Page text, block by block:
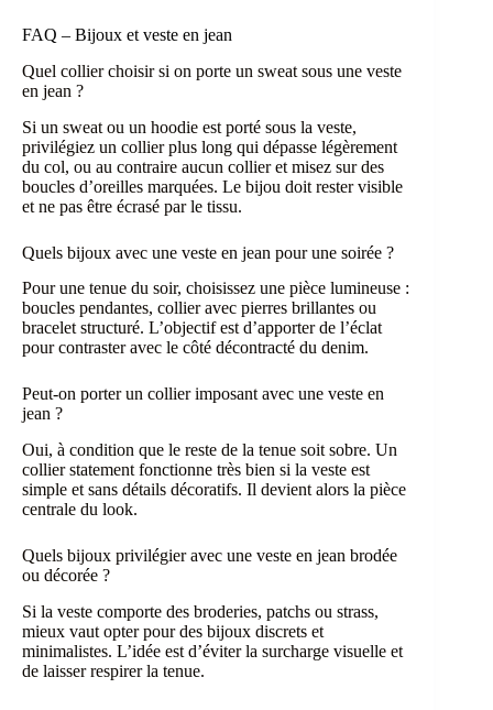
FAQ – Bijoux et veste en jean
Quel collier choisir si on porte un sweat sous une veste
en jean ?
Si un sweat ou un hoodie est porté sous la veste,
privilégiez un collier plus long qui dépasse légèrement
du col, ou au contraire aucun collier et misez sur des
boucles d’oreilles marquées. Le bijou doit rester visible
et ne pas être écrasé par le tissu.
Quels bijoux avec une veste en jean pour une soirée ?
Pour une tenue du soir, choisissez une pièce lumineuse :
boucles pendantes, collier avec pierres brillantes ou
bracelet structuré. L’objectif est d’apporter de l’éclat
pour contraster avec le côté décontracté du denim.
Peut-on porter un collier imposant avec une veste en
jean ?
Oui, à condition que le reste de la tenue soit sobre. Un
collier statement fonctionne très bien si la veste est
simple et sans détails décoratifs. Il devient alors la pièce
centrale du look.
Quels bijoux privilégier avec une veste en jean brodée
ou décorée ?
Si la veste comporte des broderies, patchs ou strass,
mieux vaut opter pour des bijoux discrets et
minimalistes. L’idée est d’éviter la surcharge visuelle et
de laisser respirer la tenue.